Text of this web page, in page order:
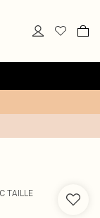
TAILLE